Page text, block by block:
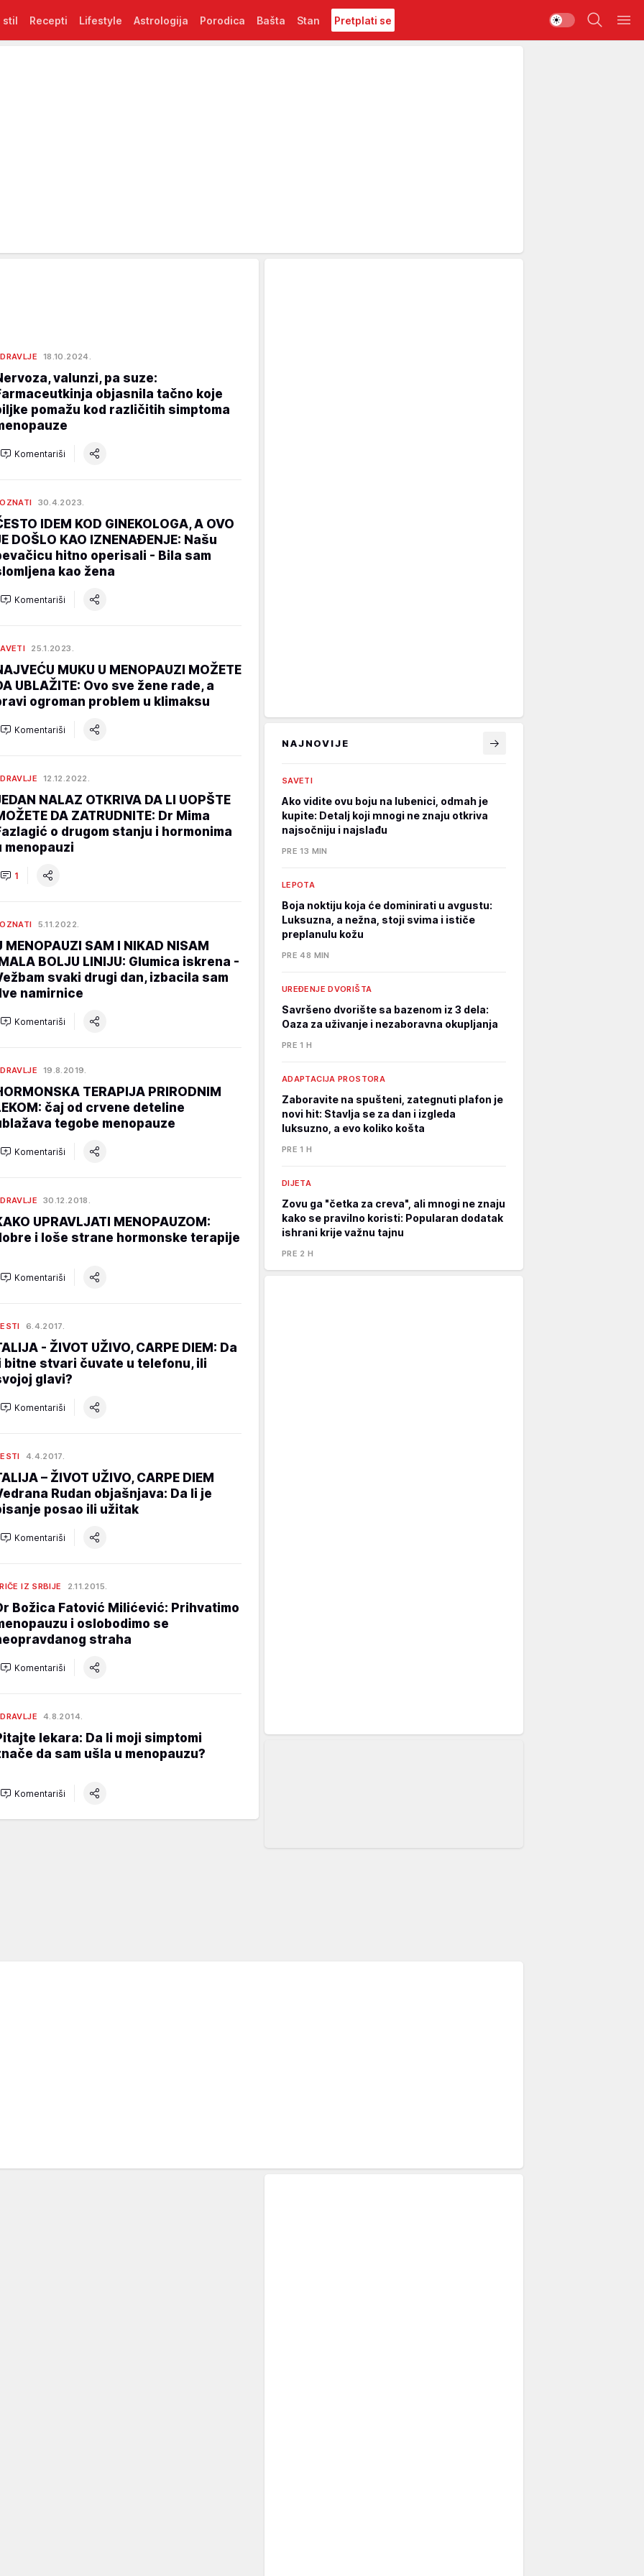
stil Recepti Lifestyle Astrologija Porodica Bašta Stan Pretplati se
18.10.2024.
valunzi, pa suze:
objasnila tačno koje
pomažu kod različitih simptoma
Komentariši
30.4.2023.
IDEM KOD GINEKOLOGA, A OVO
DOŠLO KAO IZNENAĐENJE: Našu
hitno operisali - Bila sam
kao žena
Komentariši
25.1.2023.
MUKU U MENOPAUZI MOŽETE
UBLAŽITE: Ovo sve žene rade, a
ogroman problem u klimaksu
Komentariši
12.12.2022.
NALAZ OTKRIVA DA LI UOPŠTE
DA ZATRUDNITE: Dr Mima
o drugom stanju i hormonima
menopauzi
1
5.11.2022.
MENOPAUZI SAM I NIKAD NISAM
BOLJU LINIJU: Glumica iskrena -
svaki drugi dan, izbacila sam
namirnice
Komentariši
19.8.2019.
TERAPIJA PRIRODNIM
čaj od crvene deteline
tegobe menopauze
Komentariši
30.12.2018.
UPRAVLJATI MENOPAUZOM:
i loše strane hormonske terapije
Komentariši
6.4.2017.
- ŽIVOT UŽIVO, CARPE DIEM: Da
bitne stvari čuvate u telefonu, ili
glavi?
Komentariši
4.4.2017.
– ŽIVOT UŽIVO, CARPE DIEM
Rudan objašnjava: Da li je
posao ili užitak
Komentariši
IZ SRBIJE 2.11.2015.
Božica Fatović Milićević: Prihvatimo
i oslobodimo se
straha
Komentariši
4.8.2014.
lekara: Da li moji simptomi
da sam ušla u menopauzu?
Komentariši
NAJNOVIJE
SAVETI
Ako vidite ovu boju na lubenici, odmah je
kupite: Detalj koji mnogi ne znaju otkriva
najsočniju i najslađu
PRE 13 MIN
LEPOTA
Boja noktiju koja će dominirati u avgustu:
Luksuzna, a nežna, stoji svima i ističe
preplanulu kožu
PRE 48 MIN
UREĐENJE DVORIŠTA
Savršeno dvorište sa bazenom iz 3 dela:
Oaza za uživanje i nezaboravna okupljanja
PRE 1 H
ADAPTACIJA PROSTORA
Zaboravite na spušteni, zategnuti plafon je
novi hit: Stavlja se za dan i izgleda
luksuzno, a evo koliko košta
PRE 1 H
DIJETA
Zovu ga "četka za creva", ali mnogi ne znaju
kako se pravilno koristi: Popularan dodatak
ishrani krije važnu tajnu
PRE 2 H